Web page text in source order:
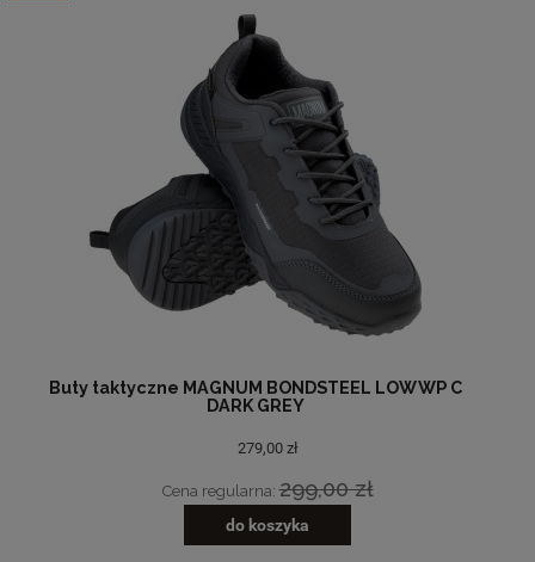
Buty taktyczne MAGNUM BONDSTEEL LOW WP C
DARK GREY
279,00 zł
Cena regularna:299,00 zł
do koszyka